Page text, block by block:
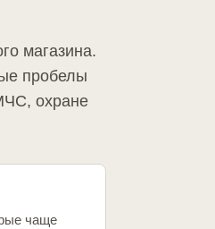
магазина.
пробелы
охране
чаще